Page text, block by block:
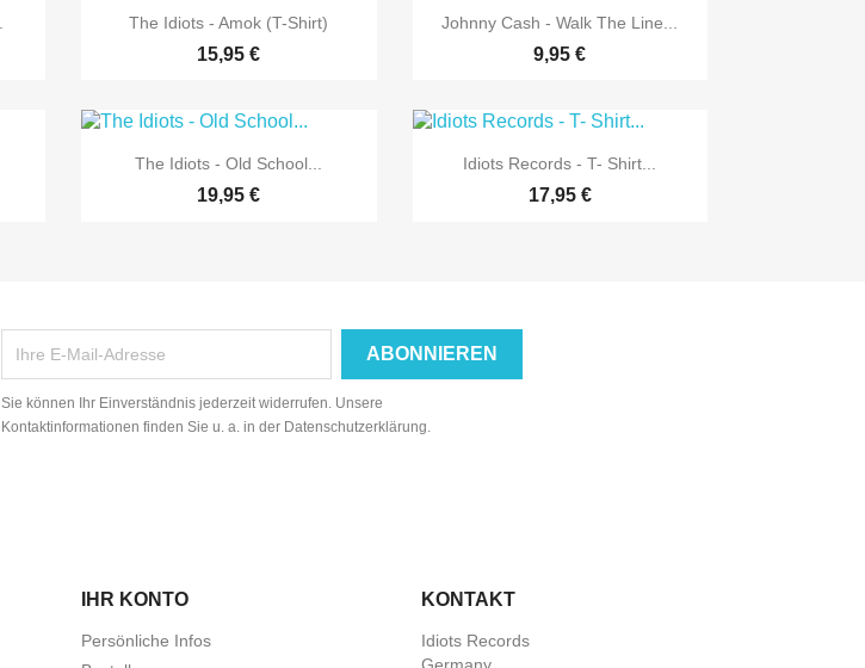
 Vorschau
The Idiots - Amok (T-Shirt)
15,95 €
 Vorschau
Johnny Cash - Walk The Line...
9,95 €
 Vorschau
The Idiots - Old School...
19,95 €
 Vorschau
Idiots Records - T- Shirt...
17,95 €
Sie können Ihr Einverständnis jederzeit widerrufen. Unsere
Kontaktinformationen finden Sie u. a. in der Datenschutzerklärung.
IHR KONTO
Persönliche Infos
KONTAKT
Idiots Records
Germany